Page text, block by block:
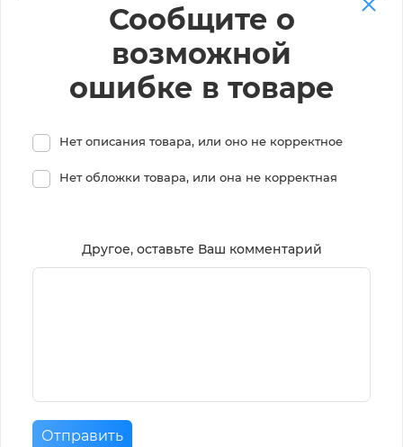
Сообщите о
возможной
ошибке в товаре
Нет описания товара, или оно не корректное
Нет обложки товара, или она не корректная
Другое, оставьте Ваш комментарий
Отправить